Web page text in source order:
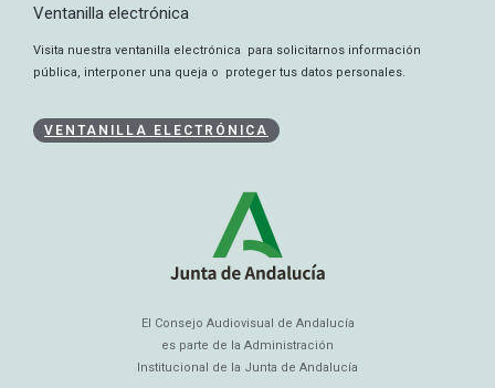
Ventanilla electrónica
Visita nuestra ventanilla electrónica para solicitarnos información
pública, interponer una queja o proteger tus datos personales.
VENTANILLA ELECTRÓNICA
El Consejo Audiovisual de Andalucía
es parte de la Administración
Institucional de la Junta de Andalucía